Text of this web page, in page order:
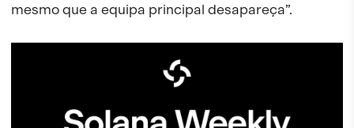
mesmo que a equipa principal desapareça”.